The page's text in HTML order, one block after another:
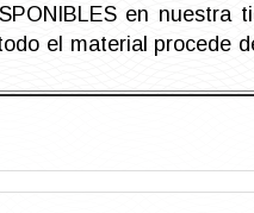
en nuestra
el material procede